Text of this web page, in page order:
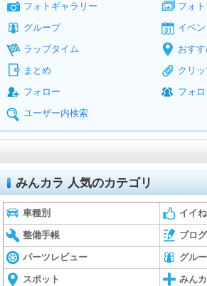
フォトギャラリー
フォ
グループ
イベ
ラップタイム
おす
まとめ
クリ
フォロー
フォ
ユーザー内検索
みんカラ 人気のカテゴリ
車種別 イイね
整備手帳 ブログ
パーツレビュー グル
スポット みん